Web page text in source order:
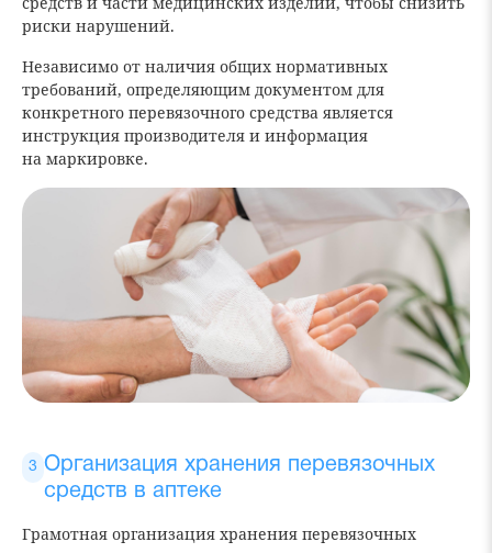
риски нарушений.
Независимо от наличия общих нормативных
требований, определяющим документом для
конкретного перевязочного средства является
инструкция производителя и информация
на маркировке.
Организация хранения перевязочных
средств в аптеке
Грамотная организация хранения перевязочных